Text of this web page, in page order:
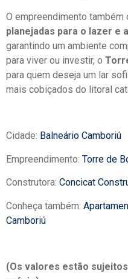
O empreendimento também
planejadas para o lazer e
garantindo um ambiente
para viver ou investir, o
para quem deseja um lar
mais cobiçados do litoral
Cidade: Balneário Camboriú
Empreendimento: Torre de
Construtora: Concicat
Conheça também:
Camboriú
(Os valores estão